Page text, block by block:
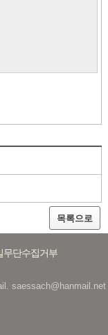
목록으로
무단수집거부
saessach@hanmail.net